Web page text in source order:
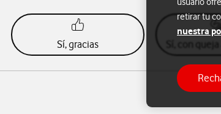
Sí, gracias Sí, con
retirar tu
nuestra